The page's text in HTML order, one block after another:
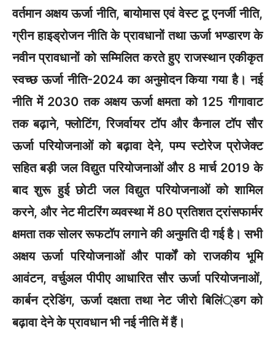
वर्तमान अक्षय ऊर्जा नीति, बायोमास एवं वेस्ट टू एनर्जी नीति,
ग्रीन हाइड्रोजन नीति के प्रावधानों तथा ऊर्जा भण्डारण के
नवीन प्रावधानों को सम्मिलित करते हुए राजस्थान एकीकृत
स्वच्छ ऊर्जा नीति-2024 का अनुमोदन किया गया है। नई
नीति में 2030 तक अक्षय ऊर्जा क्षमता को 125 गीगावाट
तक बढ़ाने, फ्लोटिंग, रिजर्वायर टॉप और कैनाल टॉप सौर
ऊर्जा परियोजनाओं को बढ़ावा देने, पम्प स्टोरेज प्रोजेक्ट
सहित बड़ी जल विद्युत परियोजनाओं और 8 मार्च 2019 के
बाद शुरू हुई छोटी जल विद्युत परियोजनाओं को शामिल
करने, और नेट मीटरिंग व्यवस्था में 80 प्रतिशत ट्रांसफार्मर
क्षमता तक सोलर रूफटॉप लगाने की अनुमति दी गई है। सभी
अक्षय ऊर्जा परियोजनाओं और पार्कों को राजकीय भूमि
आवंटन, वर्चुअल पीपीए आधारित सौर ऊर्जा परियोजनाओं,
कार्बन ट्रेडिंग, ऊर्जा दक्षता तथा नेट जीरो बिलिं्डग को
बढ़ावा देने के प्रावधान भी नई नीति में हैं।